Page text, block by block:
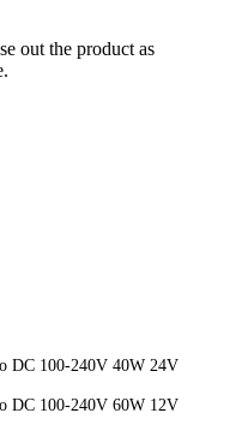
out the product as
DC 100-240V 40W 24V
DC 100-240V 60W 12V